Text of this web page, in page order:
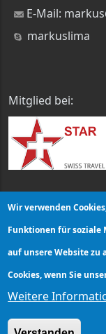
E-Mail:
markuslima
Mitglied bei:
Wir verwenden
Funktionen für soziale
auf unsere Website zu
Cookies, wenn Sie
Weitere